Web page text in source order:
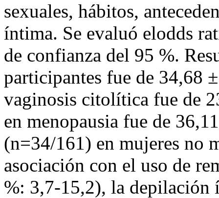
sexuales, hábitos,
íntima. Se evaluó elodds
de confianza del 95 %.
participantes fue de 34,68
vaginosis citolítica fue de
en menopausia fue de
(n=34/161) en mujeres no
asociación con el uso de
%: 3,7-15,2), la